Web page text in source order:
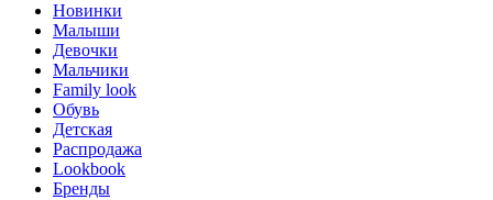
Новинки
Малыши
Девочки
Мальчики
Family look
Обувь
Детская
Распродажа
Lookbook
Бренды